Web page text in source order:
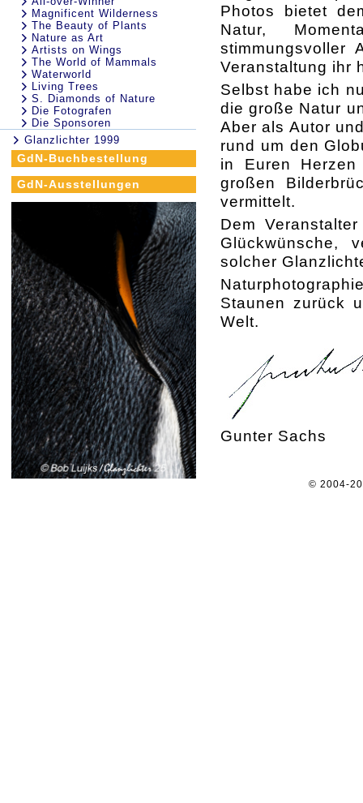
Magnificent Wilderness
The Beauty of Plants
Nature as Art
Artists on Wings
The World of Mammals
Waterworld
Living Trees
S. Diamonds of Nature
Die Fotografen
Die Sponsoren
Glanzlichter 1999
GdN-Buchbestellung
GdN-Ausstellungen
Photos bietet
Natur,
stimmungsvoller
Veranstaltung ihr
Selbst habe ich
die große Natur
Aber als Autor
rund um den
in Euren
großen
vermittelt.
Dem
Glückwünsche,
solcher
Staunen zurück
Welt.
Gunter Sachs
© 2004-